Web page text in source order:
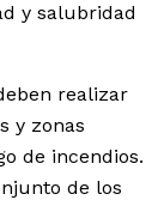
y salubridad
realizar
y zonas
de incendios.
de los